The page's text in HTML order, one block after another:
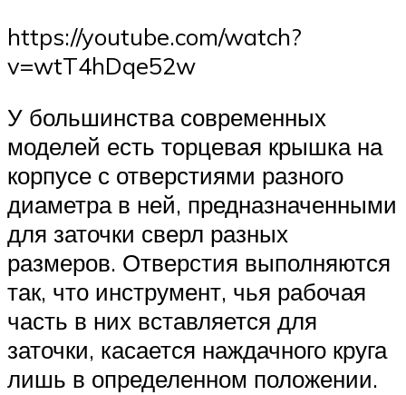
https://youtube.com/watch?
v=wtT4hDqe52w
У большинства современных
моделей есть торцевая крышка на
корпусе с отверстиями разного
диаметра в ней, предназначенными
для заточки сверл разных
размеров. Отверстия выполняются
так, что инструмент, чья рабочая
часть в них вставляется для
заточки, касается наждачного круга
лишь в определенном положении.